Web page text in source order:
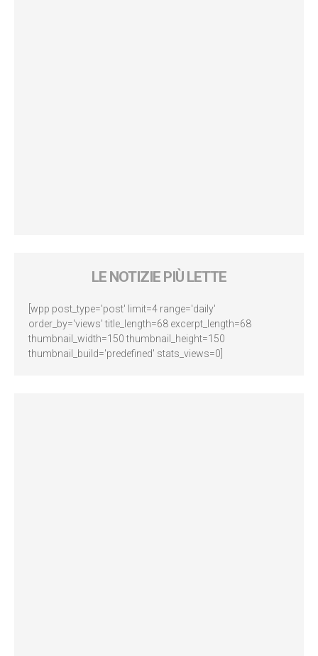
LE NOTIZIE PIÙ LETTE
[wpp post_type='post' limit=4 range='daily'
order_by='views' title_length=68 excerpt_length=68
thumbnail_width=150 thumbnail_height=150
thumbnail_build='predefined' stats_views=0]